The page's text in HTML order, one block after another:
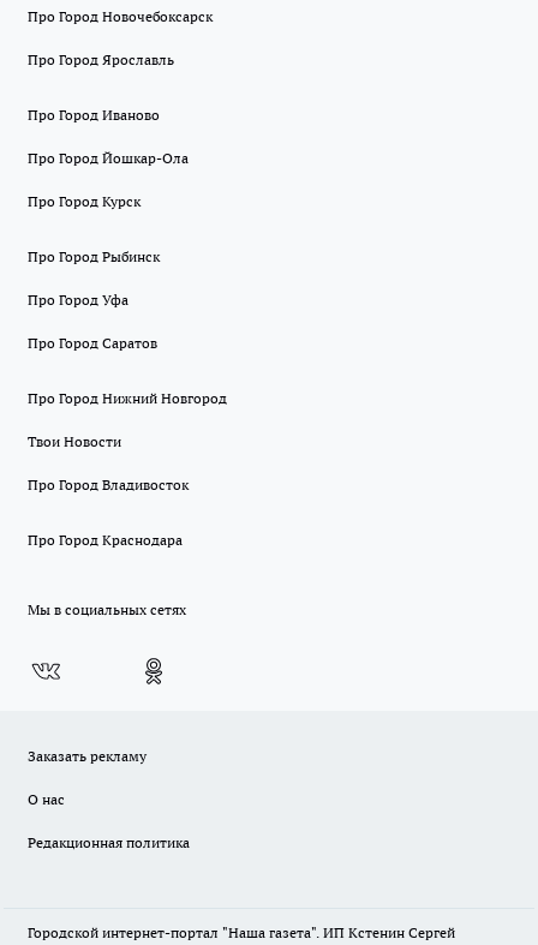
Про Город Новочебоксарск
Про Город Ярославль
Про Город Иваново
Про Город Йошкар-Ола
Про Город Курск
Про Город Рыбинск
Про Город Уфа
Про Город Саратов
Про Город Нижний Новгород
Твои Новости
Про Город Владивосток
Про Город Краснодара
Мы в социальных сетях
Заказать рекламу
О нас
Редакционная политика
Городской интернет-портал "Наша газета". ИП Кстенин Сергей